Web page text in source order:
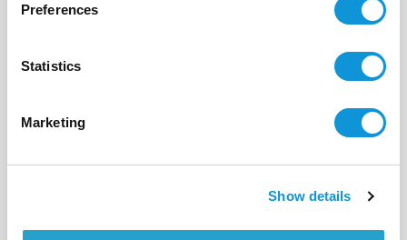
Preferences
Statistics
Marketing
Show details